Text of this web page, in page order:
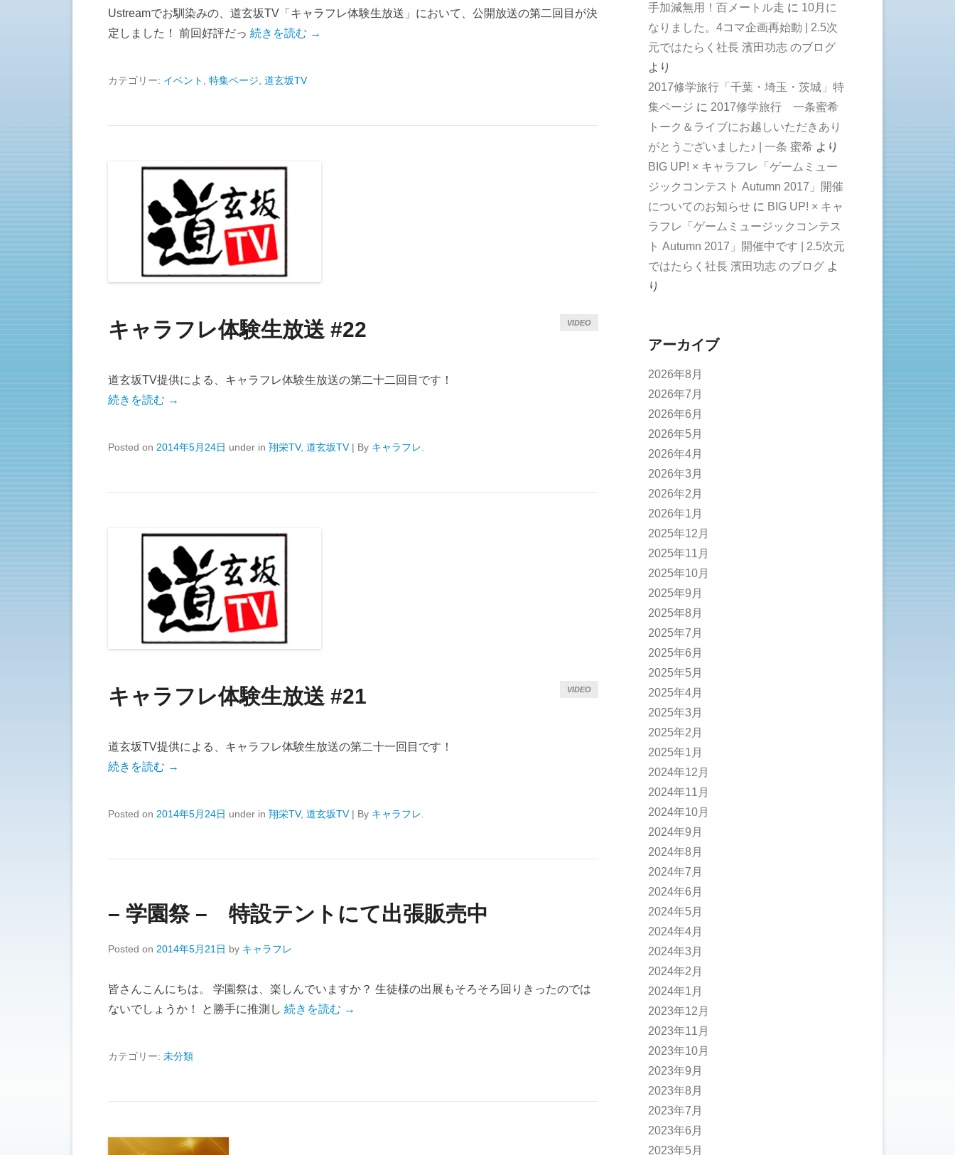
Ustreamでお馴染みの、道玄坂TV「キャラフレ体験生放送」において、公開放送の第二回目が決
定しました！ 前回好評だっ 続きを読む →
カテゴリー: イベント 特集ページ 道玄坂TV
キャラフレ体験生放送 #22 VIDEO
道玄坂TV提供による、キャラフレ体験生放送の第二十二回目です！
続きを読む →
Posted on 2014年5月24日 under in 翔栄TV, 道玄坂TV| By キャラフレ
キャラフレ体験生放送 #21 VIDEO
道玄坂TV提供による、キャラフレ体験生放送の第二十一回目です！
続きを読む →
Posted on 2014年5月24日 under in 翔栄TV, 道玄坂TV| By キャラフレ
– 学園祭 – 特設テントにて出張販売中
Posted on 2014年5月21日 by キャラフレ
皆さんこんにちは。 学園祭は、楽しんでいますか？ 生徒様の出展もそろそろ回りきったのでは
ないでしょうか！ と勝手に推測し 続きを読む →
カテゴリー: 未分類
手加減無用！百メートル走 に 10月に
なりました。4コマ企画再始動 | 2.5次
元ではたらく社長 濱田功志 のブログ
より
2017修学旅行「千葉・埼玉・茨城」特
集ページ に 2017修学旅行 一条蜜希
トーク＆ライブにお越しいただきあり
がとうございました♪ | 一条 蜜希 より
BIG UP! × キャラフレ「ゲームミュー
ジックコンテスト Autumn 2017」開催
についてのお知らせ に BIG UP! × キャ
ラフレ「ゲームミュージックコンテス
ト Autumn 2017」開催中です | 2.5次元
ではたらく社長 濱田功志 のブログ よ
り
アーカイブ
2026年8月
2026年7月
2026年6月
2026年5月
2026年4月
2026年3月
2026年2月
2026年1月
2025年12月
2025年11月
2025年10月
2025年9月
2025年8月
2025年7月
2025年6月
2025年5月
2025年4月
2025年3月
2025年2月
2025年1月
2024年12月
2024年11月
2024年10月
2024年9月
2024年8月
2024年7月
2024年6月
2024年5月
2024年4月
2024年3月
2024年2月
2024年1月
2023年12月
2023年11月
2023年10月
2023年9月
2023年8月
2023年7月
2023年6月
2023年5月